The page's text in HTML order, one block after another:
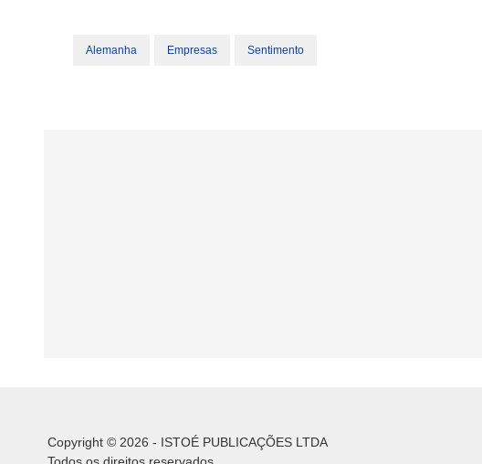
Alemanha Empresas Sentimento
Copyright © 2026 - ISTOÉ PUBLICAÇÕES LTDA